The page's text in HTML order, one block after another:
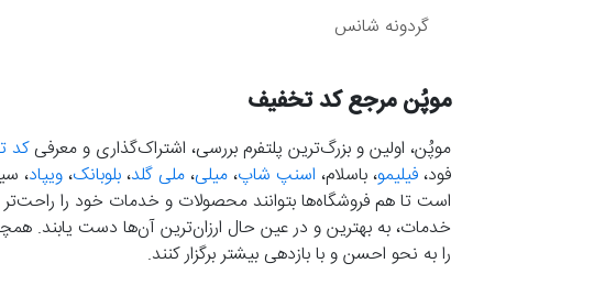
گردونه شانس
موپُن مرجع کد تخفیف
موپُن، اولین و بزرگ‌ترین پلتفرم بررسی، اشتراک‌گذاری و معرفیکد
فود، فیلیمو، باسلام، اسنپ شاپ، میلی، ملی گلد، بلوبانک، ویپاد،
است تا هم فروشگاه‌ها بتوانند محصولات و خدمات خود را راحت‌تر
خدمات، به بهترین و در عین حال ارزان‌ترین آن‌ها دست‌ یابند.
را به نحو احسن و با بازدهی بیشتر برگزار کنند.